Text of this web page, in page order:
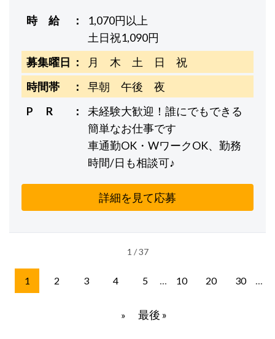
時 給
1,070円以上
土日祝1,090円
募集曜日
月 木 土 日 祝
時間帯
早朝 午後 夜
P R
未経験大歓迎！誰にでもできる
簡単なお仕事です
車通勤OK・WワークOK、勤務
時間/日も相談可♪
詳細を見て応募
1 / 37
1 2 3 4 5 ... 10 20 30 ...
» 最後 »